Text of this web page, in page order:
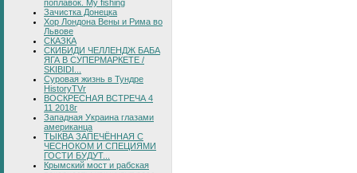
поплавок. My fishing
Зачистка Донецка
Хор Лондона Вены и Рима во
Львове
СКАЗКА
СКИБИДИ ЧЕЛЛЕНДЖ БАБА
ЯГА В СУПЕРМАРКЕТЕ /
SKIBIDI...
Суровая жизнь в Тундре
HistoryTVr
ВОСКРЕСНАЯ ВСТРЕЧА 4
11 2018г
Западная Украина глазами
американца
ТЫКВА ЗАПЕЧЁННАЯ С
ЧЕСНОКОМ И СПЕЦИЯМИ
ГОСТИ БУДУТ...
Крымский мост и рабская